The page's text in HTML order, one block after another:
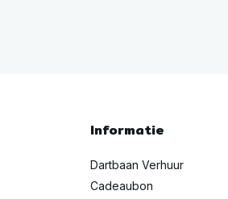
Informatie
Dartbaan Verhuur
Cadeaubon